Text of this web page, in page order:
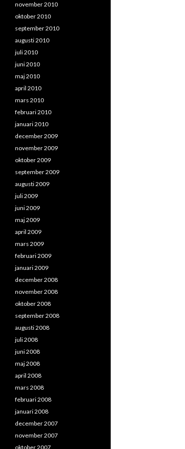
november 2010
oktober 2010
september 2010
augusti 2010
juli 2010
juni 2010
maj 2010
april 2010
mars 2010
februari 2010
januari 2010
december 2009
november 2009
oktober 2009
september 2009
augusti 2009
juli 2009
juni 2009
maj 2009
april 2009
mars 2009
februari 2009
januari 2009
december 2008
november 2008
oktober 2008
september 2008
augusti 2008
juli 2008
juni 2008
maj 2008
april 2008
mars 2008
februari 2008
januari 2008
december 2007
november 2007
oktober 2007